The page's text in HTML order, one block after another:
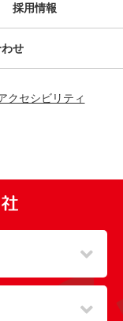
採用情報
せ
クセシビリティ